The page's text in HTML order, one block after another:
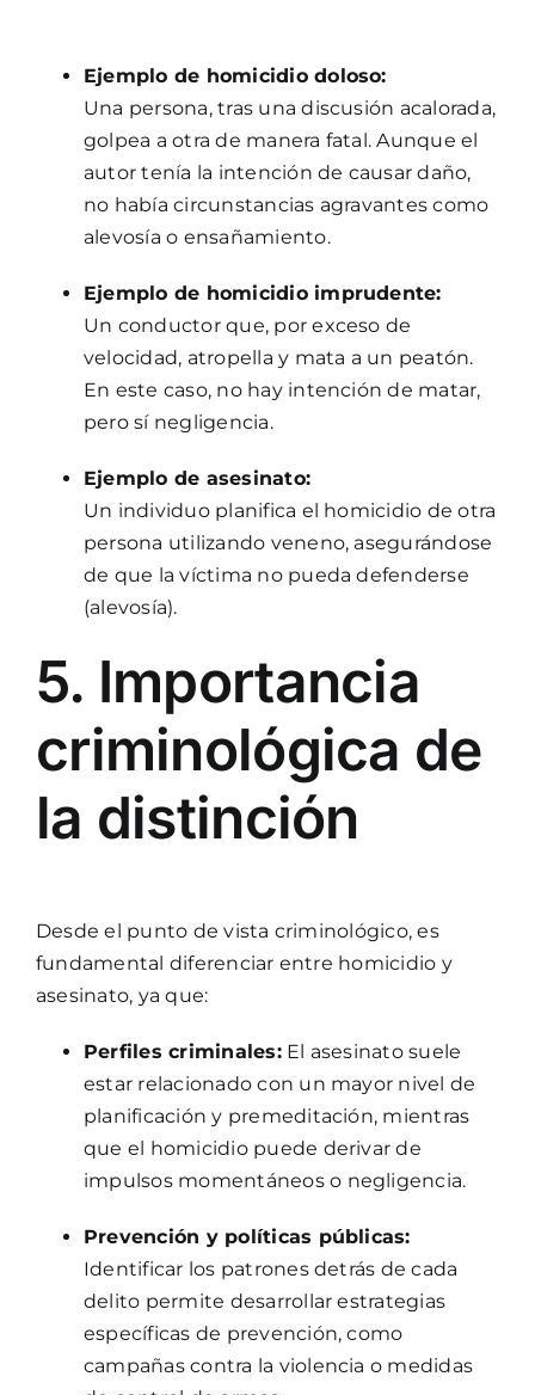
Ejemplo de homicidio doloso:
Una persona, tras una discusión acalorada,
golpea a otra de manera fatal. Aunque el
autor tenía la intención de causar daño,
no había circunstancias agravantes como
alevosía o ensañamiento.
Ejemplo de homicidio imprudente:
Un conductor que, por exceso de
velocidad, atropella y mata a un peatón.
En este caso, no hay intención de matar,
pero sí negligencia.
Ejemplo de asesinato:
Un individuo planifica el homicidio de otra
persona utilizando veneno, asegurándose
de que la víctima no pueda defenderse
(alevosía).
5. Importancia
criminológica de
la distinción
Desde el punto de vista criminológico, es
fundamental diferenciar entre homicidio y
asesinato, ya que:
Perfiles criminales:El asesinato suele
estar relacionado con un mayor nivel de
planificación y premeditación, mientras
que el homicidio puede derivar de
impulsos momentáneos o negligencia.
Prevención y políticas públicas:
Identificar los patrones detrás de cada
delito permite desarrollar estrategias
específicas de prevención, como
campañas contra la violencia o medidas